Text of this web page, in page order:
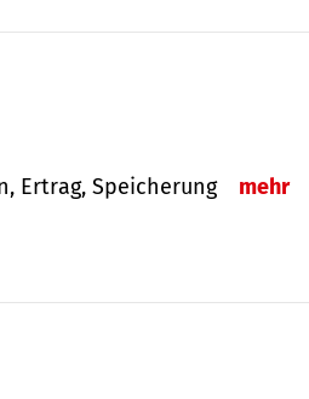
Ertrag, Speicherung mehr